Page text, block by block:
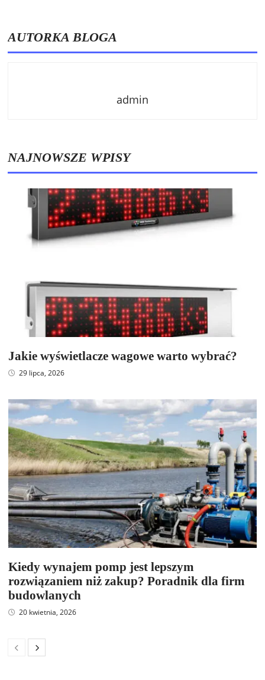
AUTORKA BLOGA
admin
NAJNOWSZE WPISY
Jakie wyświetlacze wagowe warto wybrać?
29 lipca, 2026
Kiedy wynajem pomp jest lepszym
rozwiązaniem niż zakup? Poradnik dla firm
budowlanych
20 kwietnia, 2026